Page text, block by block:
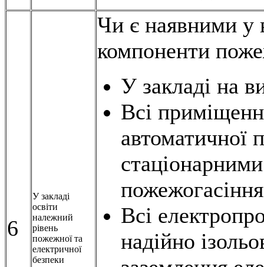
6
У закладі
освіти
належний
рівень
пожежної та
електричної
безпеки
Чи є наявними у
компоненти
У закладі на
Всі
автоматичної
Всі
надійно